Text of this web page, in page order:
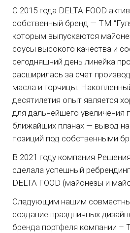
С 2015 года DELTA FOOD
собственный бренд — ТМ
которым выпускаются
соусы высокого качества и
сегодняшний день линейка
расширилась за счет
масла и горчицы.
десятилетия опыт является
для дальнейшего увеличения
ближайших планах — вывод
позиций под собственными
В 2021 году компания
сделала успешный
DELTA FOOD (майонезы и
Следующим нашим
создание праздничных
бренда портфеля компании –